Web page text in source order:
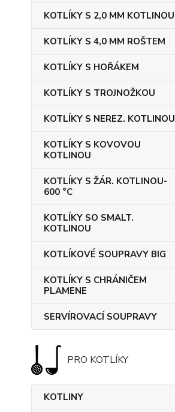
KOTLÍKY S 2,0 MM KOTLINOU
KOTLÍKY S 4,0 MM ROŠTEM
KOTLÍKY S HOŘÁKEM
KOTLÍKY S TROJNOŽKOU
KOTLÍKY S NEREZ. KOTLINOU
KOTLÍKY S KOVOVOU
KOTLINOU
KOTLÍKY S ŽÁR. KOTLINOU-
600 °C
KOTLÍKY SO SMALT.
KOTLINOU
KOTLÍKOVÉ SOUPRAVY BIG
KOTLÍKY S CHRÁNIČEM
PLAMENE
SERVÍROVACÍ SOUPRAVY
PRO KOTLÍKY
KOTLINY